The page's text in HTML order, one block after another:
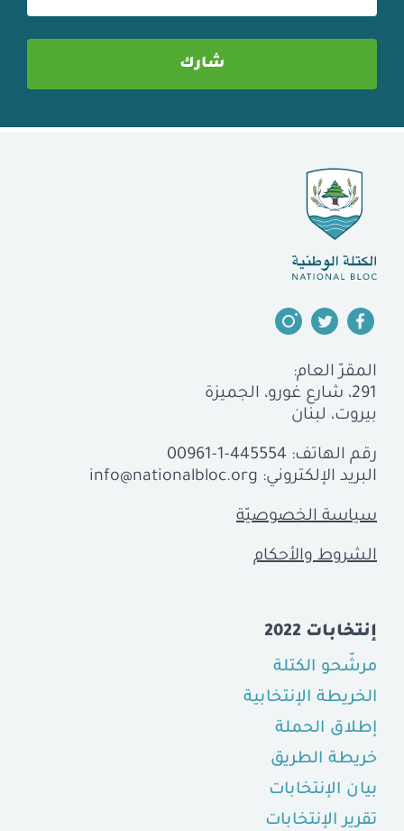
المقرّ العام:
291، شارع غورو، الجميزة
بيروت، لبنان
رقم الهاتف: 00961-1-445554
البريد الإلكتروني: info@nationalbloc.org
سياسة الخصوصيّة
الشروط والأحكام
إنتخابات 2022
مرشّحو الكتلة
الخريطة الإنتخابية
إطلاق الحملة
خريطة الطريق
بيان الإنتخابات
تقرير الإنتخابات